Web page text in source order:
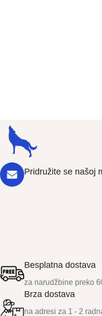
Pridružite se našoj
Besplatna dostava
za narudžbine preko
Brza dostava
na adresi za 1 - 2